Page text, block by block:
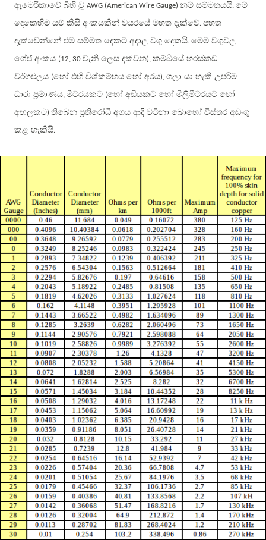
ඇමෙරිකාවේ බිහි වූ AWG (American Wire Gauge) නම් සම්මතයයි. මේ
දෙකෙහිම යම් කිසි අංකයකින් වයරයේ මහත දැක්වේ. පහත
දැක්වෙන්නේ එම සම්මත දෙකට අදාල වගු දෙකයි. මෙම වගුවල
ගේජ් අංකය (12, 30 වැනි ලෙස දක්වන), කම්බියේ හරස්කඩ
වර්ගඵලය (හෝ එහි විශ්කම්භය හෝ අරය), ගලා යා හැකි උපරිම
ධාරා ප්‍රමාණය, මීටරයකට (හෝ අඩියකට හෝ මිලිමීටරයට හෝ
අඟලකට) තිබෙන ප්‍රතිරෝධි අගය ආදී වටිනා බොහෝ විස්තර අඩංගු
කළ හැකියි.